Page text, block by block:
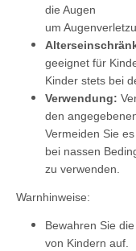
die Augen
um
geeignet für
Kinder stets bei
Verwendung:
den
Vermeiden Sie es
bei nassen
zu verwenden.
Warnhinweise:
Bewahren Sie
von Kindern auf.